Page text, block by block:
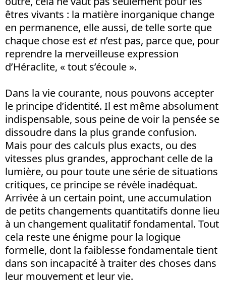
êtres vivants : la matière inorganique change
en permanence, elle aussi, de telle sorte que
chaque chose est etn’est pas, parce que, pour
reprendre la merveilleuse expression
d’Héraclite, « tout s’écoule ».
Dans la vie courante, nous pouvons accepter
le principe d’identité. Il est même absolument
indispensable, sous peine de voir la pensée se
dissoudre dans la plus grande confusion.
Mais pour des calculs plus exacts, ou des
vitesses plus grandes, approchant celle de la
lumière, ou pour toute une série de situations
critiques, ce principe se révèle inadéquat.
Arrivée à un certain point, une accumulation
de petits changements quantitatifs donne lieu
à un changement qualitatif fondamental. Tout
cela reste une énigme pour la logique
formelle, dont la faiblesse fondamentale tient
dans son incapacité à traiter des choses dans
leur mouvement et leur vie.